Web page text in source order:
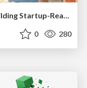
From Legacy to Launchpad: Building Startup-Ready Communities
0 280